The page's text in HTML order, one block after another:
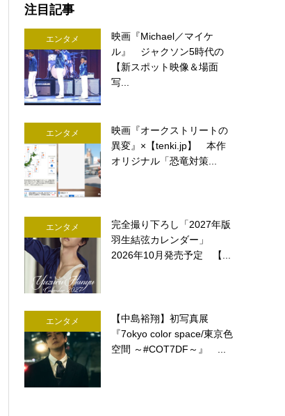
注目記事
エンタメ
映画『Michael／マイケ
ル』 ジャクソン5時代の
【新スポット映像＆場面
写...
エンタメ
映画『オークストリートの
異変』×【tenki.jp】 本作
オリジナル「恐竜対策...
エンタメ
完全撮り下ろし「2027年版
羽生結弦カレンダー」
2026年10月発売予定 【...
エンタメ
【中島裕翔】初写真展
『7okyo color space/東京色
空間 ～#COT7DF～』 ...